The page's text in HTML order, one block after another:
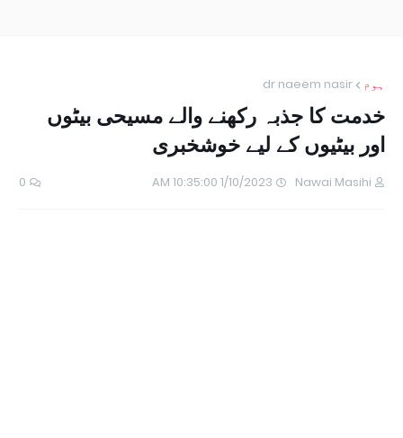
ہوم dr naeem nasir
خدمت کا جذبہ رکھنے والے مسیحی بیٹوں
اور بیٹیوں کے لیے خوشخبری
Nawai Masihi
1/10/2023 10:35:00 AM
0